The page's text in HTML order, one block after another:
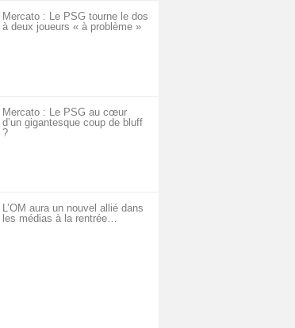
Mercato : Le PSG tourne le dos
à deux joueurs « à problème »
Mercato : Le PSG au cœur
d’un gigantesque coup de bluff
?
L’OM aura un nouvel allié dans
les médias à la rentrée…